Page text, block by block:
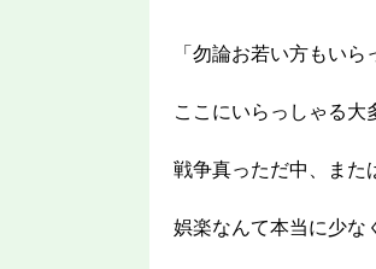
「勿論お若い方もい
ここにいらっしゃる大
戦争真っただ中、また
娯楽なんて本当に少な